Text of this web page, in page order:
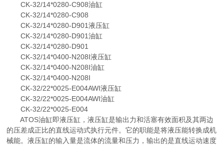
CK-32/14*0280-C908油缸
CK-32/14*0280-C908
CK-32/14*0280-D901液压缸
CK-32/14*0280-D901油缸
CK-32/14*0280-D901
CK-32/14*0400-N208I液压缸
CK-32/14*0400-N208I油缸
CK-32/14*0400-N208I
CK-32/22*0025-E004AWI液压缸
CK-32/22*0025-E004AWI油缸
CK-32/22*0025-E004
ATOS油缸即液压缸，液压缸是输出力和活塞有效面积及其两边
的压差成正比的直线运动式执行元件。它的职能是将液压能转换成机
械能。液压缸的输入量是流体的流量和压力，输出的是直线运动速度